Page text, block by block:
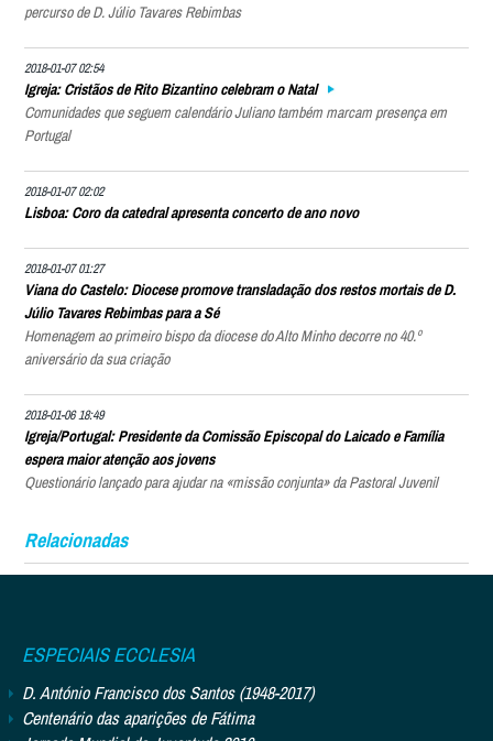
percurso de D. Júlio Tavares Rebimbas
2018-01-07 02:54
Igreja: Cristãos de Rito Bizantino celebram o Natal
Comunidades que seguem calendário Juliano também marcam presença em
Portugal
2018-01-07 02:02
Lisboa: Coro da catedral apresenta concerto de ano novo
2018-01-07 01:27
Viana do Castelo: Diocese promove transladação dos restos mortais de D.
Júlio Tavares Rebimbas para a Sé
Homenagem ao primeiro bispo da diocese do Alto Minho decorre no 40.º
aniversário da sua criação
2018-01-06 18:49
Igreja/Portugal: Presidente da Comissão Episcopal do Laicado e Família
espera maior atenção aos jovens
Questionário lançado para ajudar na «missão conjunta» da Pastoral Juvenil
Relacionadas
ESPECIAIS ECCLESIA
D. António Francisco dos Santos (1948-2017)
Centenário das aparições de Fátima